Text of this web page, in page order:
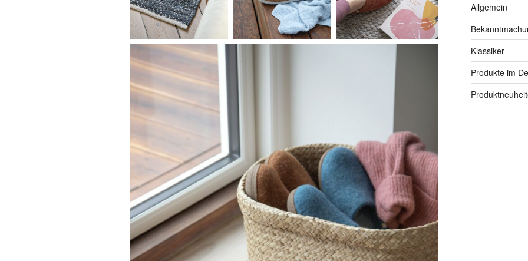
Allgemein
Klassiker
Produkte im